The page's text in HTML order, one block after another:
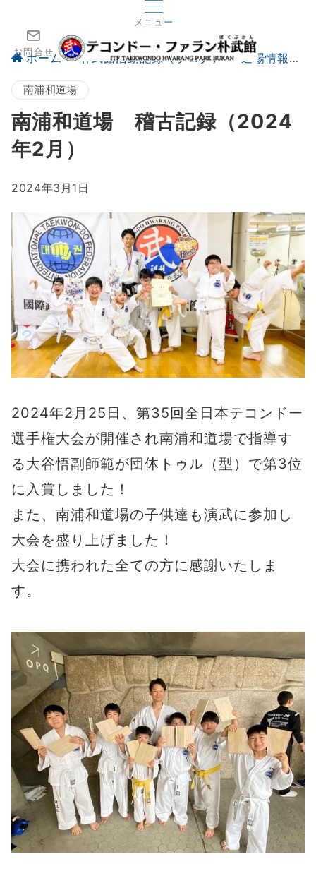
メニュー
お問合せ
ホーム 朴武館活動記録（ブログ） 道場情報
南浦和道場
南浦和道場 稽古記録（2024
年2月）
2024年3月1日
2024年2月25日、第35回全日本テコンドー
選手権大会が開催され南浦和道場で指導す
る大谷悟副師範が団体トゥル（型）で第3位
に入賞しました！
また、南浦和道場の子供達も演武に参加し
大会を盛り上げました！
大会に携われた全ての方に感謝いたしま
す。